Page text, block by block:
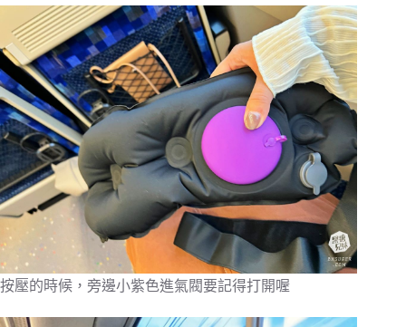
按壓的時候，旁邊小紫色進氣閥要記得打開喔